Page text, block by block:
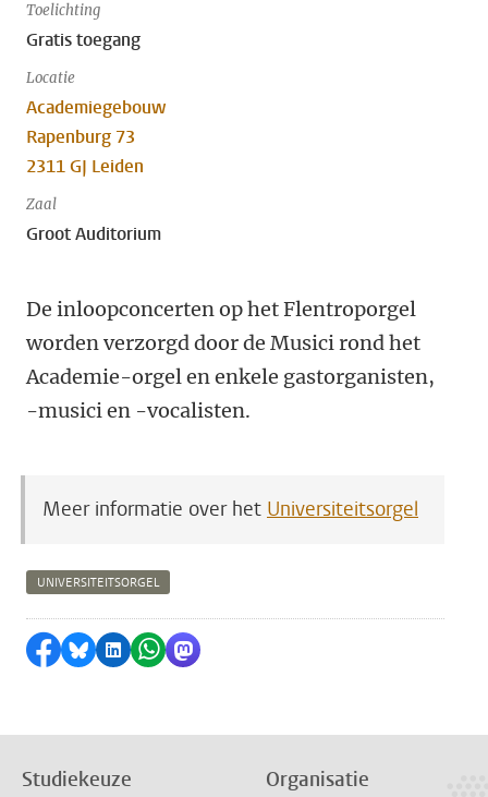
Toelichting
Gratis toegang
Locatie
Academiegebouw
Rapenburg 73
2311 GJ Leiden
Zaal
Groot Auditorium
De inloopconcerten op het Flentroporgel
worden verzorgd door de Musici rond het
Academie-orgel en enkele gastorganisten,
-musici en -vocalisten.
Meer informatie over het Universiteitsorgel
UNIVERSITEITSORGEL
Delen op Facebook
Delen via Bluesky
Delen op LinkedIn
Delen via WhatsApp
Delen via Mastodon
Studiekeuze Organisatie